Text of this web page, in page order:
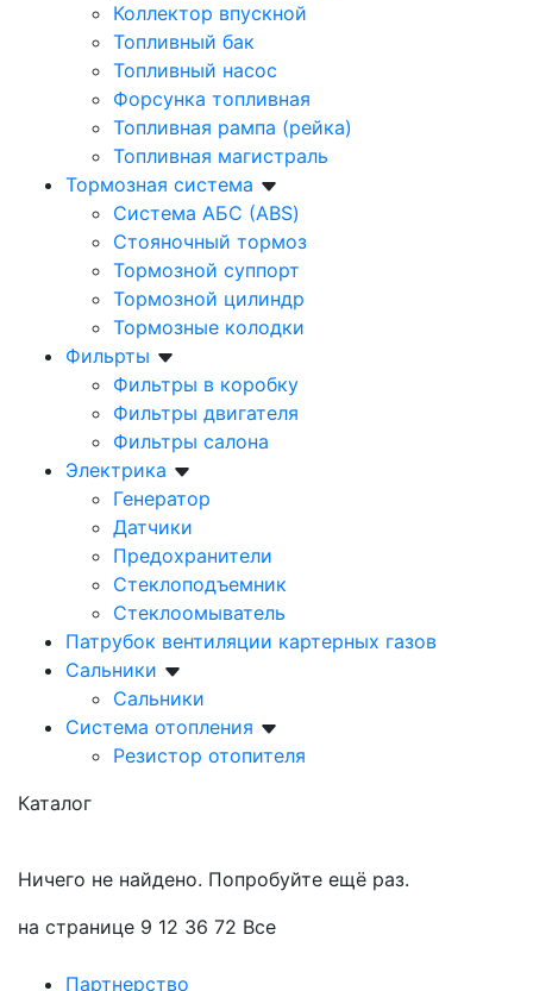
Коллектор впускной
Топливный бак
Топливный насос
Форсунка топливная
Топливная рампа (рейка)
Топливная магистраль
Тормозная система
Система АБС (ABS)
Стояночный тормоз
Тормозной суппорт
Тормозной цилиндр
Тормозные колодки
Фильрты
Фильтры в коробку
Фильтры двигателя
Фильтры салона
Электрика
Генератор
Датчики
Предохранители
Стеклоподъемник
Стеклоомыватель
Патрубок вентиляции картерных газов
Сальники
Сальники
Система отопления
Резистор отопителя
Каталог
Ничего не найдено. Попробуйте ещё раз.
на странице 9 12 36 72 Все
Партнерство